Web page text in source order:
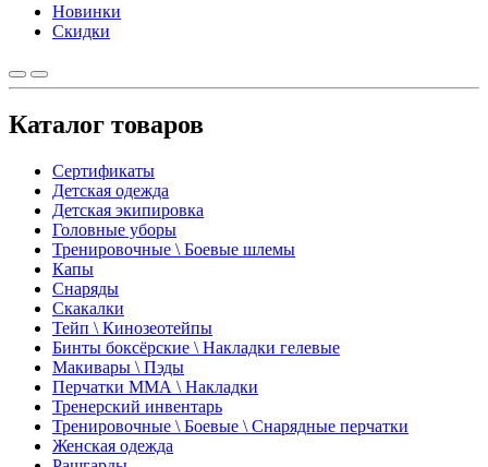
Новинки
Скидки
Каталог товаров
Сертификаты
Детская одежда
Детская экипировка
Головные уборы
Тренировочные \ Боевые шлемы
Капы
Снаряды
Скакалки
Тейп \ Кинозеотейпы
Бинты боксёрские \ Накладки гелевые
Макивары \ Пэды
Перчатки ММА \ Накладки
Тренерский инвентарь
Тренировочные \ Боевые \ Снарядные перчатки
Женская одежда